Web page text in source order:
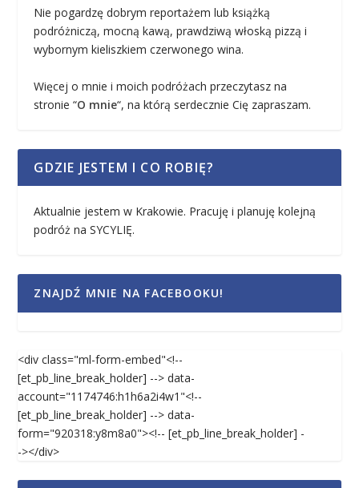
Nie pogardzę dobrym reportażem lub książką
podróżniczą, mocną kawą, prawdziwą włoską pizzą i
wybornym kieliszkiem czerwonego wina.
Więcej o mnie i moich podróżach przeczytasz na
stronie “O mnie“, na którą serdecznie Cię zapraszam.
GDZIE JESTEM I CO ROBIĘ?
Aktualnie jestem w Krakowie. Pracuję i planuję kolejną
podróż na SYCYLIĘ.
ZNAJDŹ MNIE NA FACEBOOKU!
<div class="ml-form-embed"<!--
[et_pb_line_break_holder] --> data-
account="1174746:h1h6a2i4w1"<!--
[et_pb_line_break_holder] --> data-
form="920318:y8m8a0"><!-- [et_pb_line_break_holder] -
-></div>